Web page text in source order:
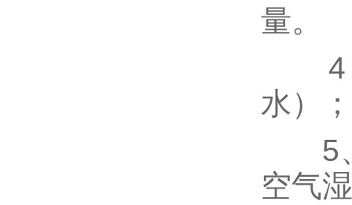
量。
4、
水）
5、
空气